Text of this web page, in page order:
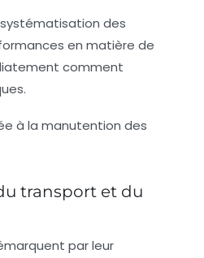
des
en matière de
comment
à la manutention des
transport et du
par leur